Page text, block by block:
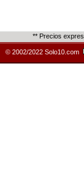
** Precios
© 2002/2022 Solo10.com